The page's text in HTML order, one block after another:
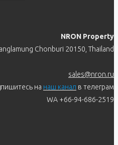
NRON Property
Chonburi 20150, Thailand
sales@nron.ru
на наш канал в телеграм
WA +66-94-686-2519